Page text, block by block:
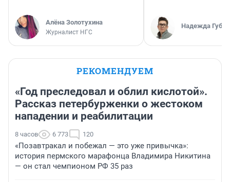
Алёна Золотухина
Журналист НГС
Надежда
РЕКОМЕНДУЕМ
«Год преследовал и облил кислотой».
Рассказ петербурженки о жестоком
нападении и реабилитации
8 часов 6 773 120
«Позавтракал и побежал — это уже привычка»:
история пермского марафонца Владимира Никитина
— он стал чемпионом РФ 35 раз